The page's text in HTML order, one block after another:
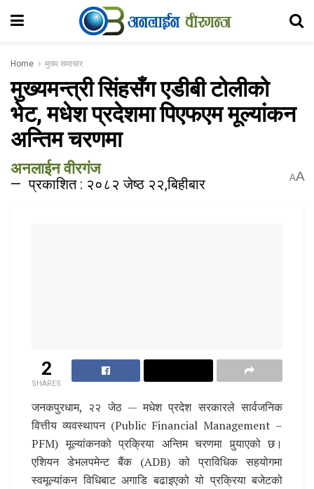
Home मुख्य समाचार
मुख्यमन्त्री सिंहसँग एडीबी टोलीको
भेट, मधेश प्रदेशमा पिएफएम मूल्यांकन
अन्तिम चरणमा
अनलाईन वीरगंज
प्रकाशित : २०८२ जेष्ठ २२,बिहीबार AA
2
SHARES
जनकपुरधाम, २२ जेठ — मधेश प्रदेश सरकारले सार्वजनिक
वित्तीय व्यवस्थापन (Public Financial Management –
PFM) मूल्यांकनको प्रक्रिया अन्तिम चरणमा पुर्‍याएको छ।
एशियन डेभलपमेन्ट बैंक (ADB) को प्राविधिक सहयोगमा
स्वमूल्यांकन विधिबाट अगाडि बढाइएको यो प्रक्रिया बजेटको